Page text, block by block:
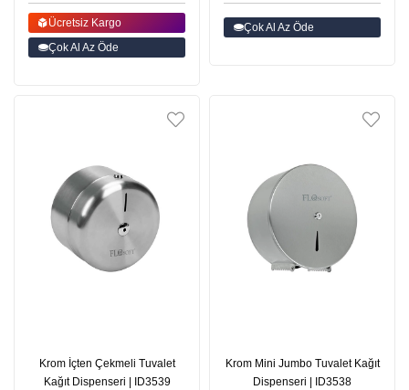
Ücretsiz Kargo
Çok Al Az Öde
Çok Al Az Öde
Krom İçten Çekmeli Tuvalet
Kağıt Dispenseri | ID3539
Krom Mini Jumbo Tuvalet Kağıt
Dispenseri | ID3538